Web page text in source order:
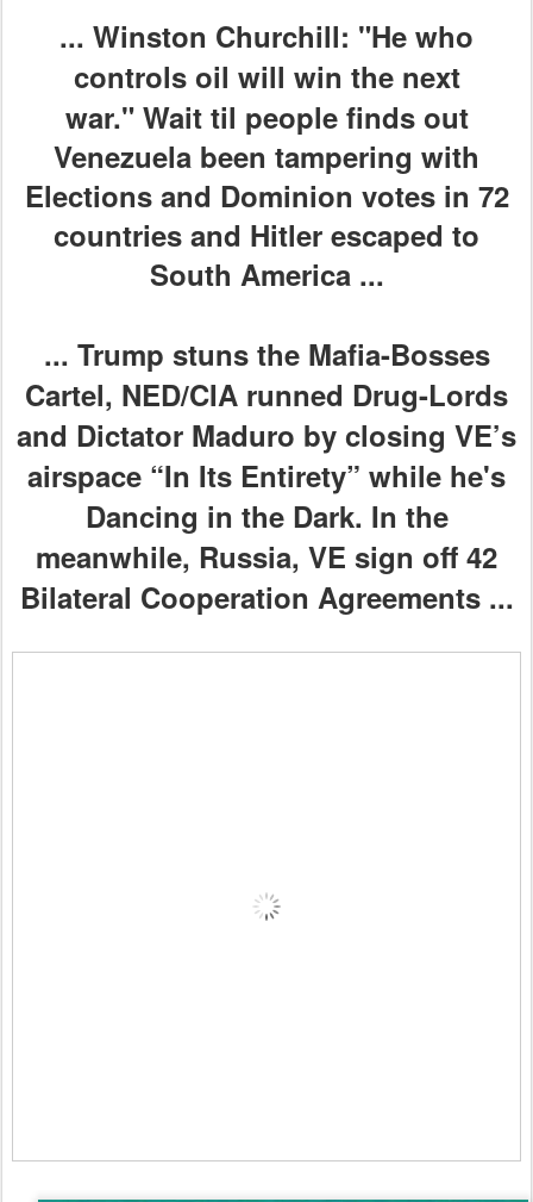
... Winston Churchill: "He who
controls oil will win the next
war." Wait til people finds out
Venezuela been tampering with
Elections and Dominion votes in 72
countries and Hitler escaped to
South America ...
... Trump stuns the Mafia-Bosses
Cartel, NED/CIA runned Drug-Lords
and Dictator Maduro by closing VE’s
airspace “In Its Entirety” while he's
Dancing in the Dark. In the
meanwhile, Russia, VE sign off 42
Bilateral Cooperation Agreements...